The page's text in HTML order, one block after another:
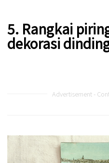
5. Rangkai
dekorasi
Advertisement -